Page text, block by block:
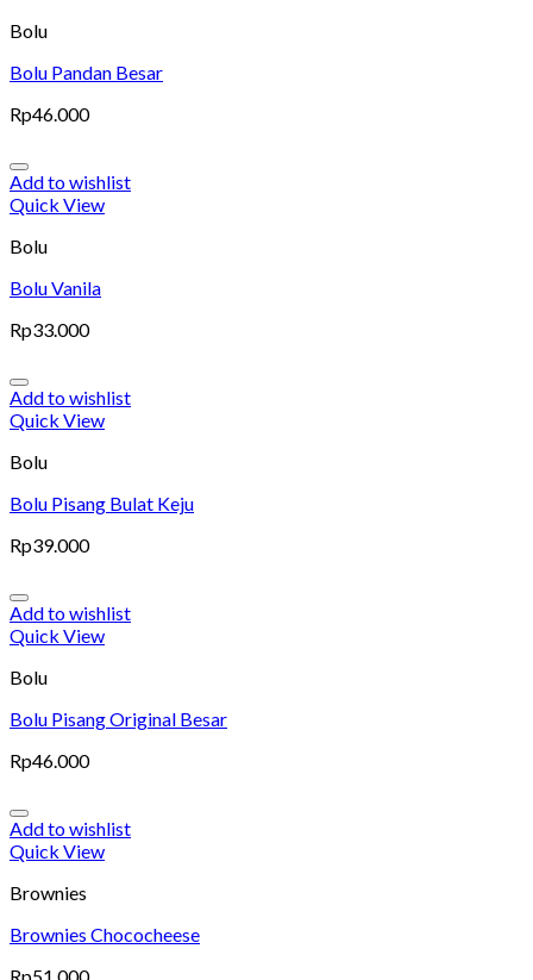
Bolu
Bolu Pandan Besar
Rp46.000
Add to wishlist
Quick View
Bolu
Bolu Vanila
Rp33.000
Add to wishlist
Quick View
Bolu
Bolu Pisang Bulat Keju
Rp39.000
Add to wishlist
Quick View
Bolu
Bolu Pisang Original Besar
Rp46.000
Add to wishlist
Quick View
Brownies
Brownies Chococheese